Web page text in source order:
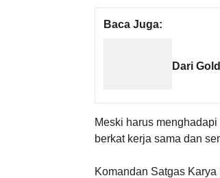
Baca Juga:
Dari
Meski harus
berkat kerja sama dan
Komandan Satgas